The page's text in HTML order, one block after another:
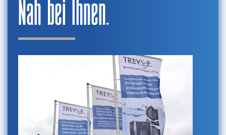
Nah bei Ihnen.